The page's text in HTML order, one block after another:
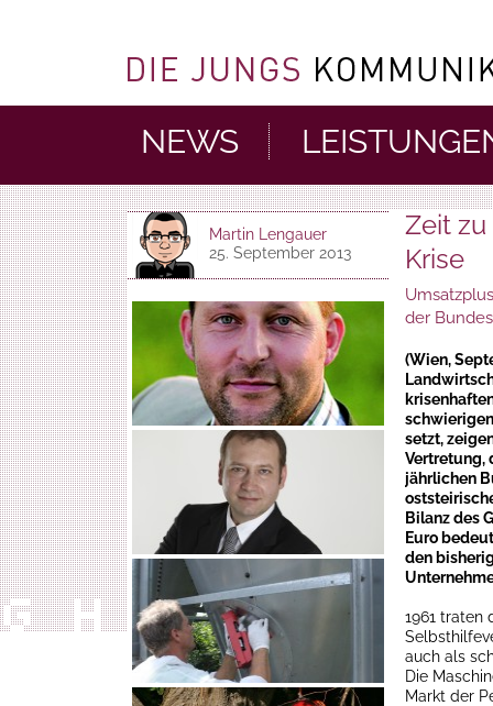
NEWS
Martin Lengauer
25. September 2013
Zeit
Krise
der
(Wien,
setzt,
Vertretung,
jährlichen
Bilanz des
Euro
den
1961 traten
auch als
Die
Markt der